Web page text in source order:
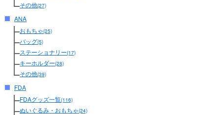
その他(27)
ANA
おもちゃ(25)
バッグ(5)
ステーショナリー(17)
キーホルダー(28)
その他(39)
FDA
FDAグッズ一覧(116)
ぬいぐるみ・おもちゃ(24)